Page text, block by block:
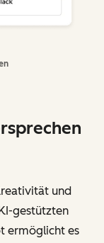
und
gestützten
ermöglicht es